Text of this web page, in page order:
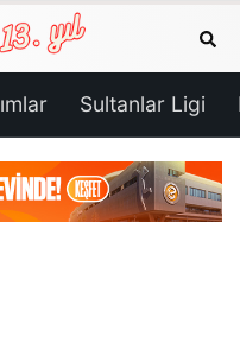
Sultanlar Ligi